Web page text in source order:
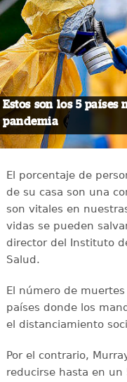
Estos son los 5 países
pandemia
El porcentaje de
de su casa son una
son vitales en
vidas se pueden
director del Instituto
Salud.
El número de
países donde los
el distanciamiento
Por el contrario,
reducirse hasta en